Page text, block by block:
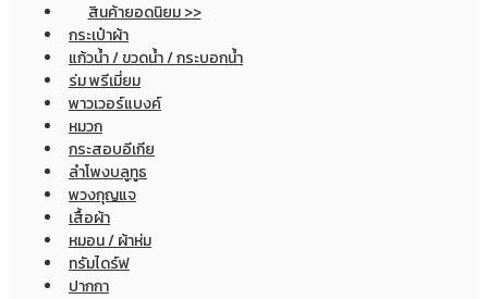
สินค้ายอดนิยม >>
กระเป๋าผ้า
แก้วน้ำ / ขวดน้ำ / กระบอกน้ำ
ร่ม พรีเมี่ยม
พาวเวอร์แบงค์
หมวก
กระสอบอีเกีย
ลำโพงบลูทูธ
พวงกุญแจ
เสื้อผ้า
หมอน / ผ้าห่ม
ทรัมไดร์ฟ
ปากกา